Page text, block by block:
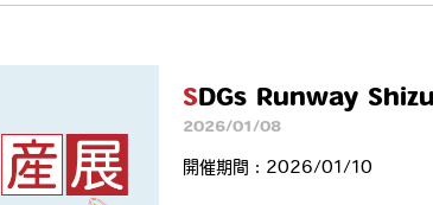
SDGs Runway
2026/01/08
開催期間：2026/01/10